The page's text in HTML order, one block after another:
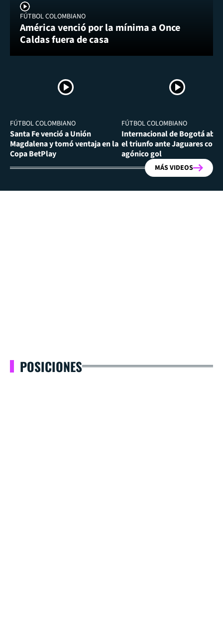
FÚTBOL COLOMBIANO
América venció por la mínima a Once
Caldas fuera de casa
FÚTBOL COLOMBIANO
Santa Fe venció a Unión
Magdalena y tomó ventaja en la
Copa BetPlay
FÚTBOL COLOMBIANO
Internacional de Bogotá
el triunfo ante Jaguares con
agónico gol
MÁS VIDEOS
POSICIONES